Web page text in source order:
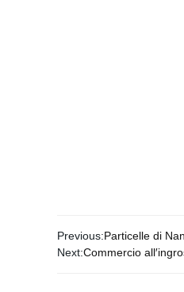
Previous:Particelle di
Next:Commercio